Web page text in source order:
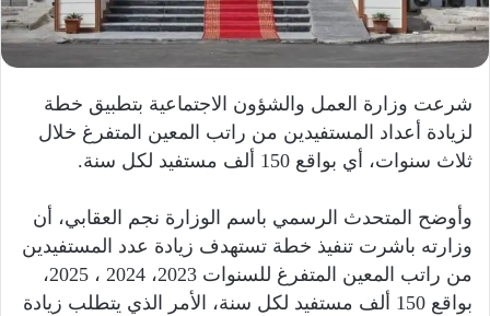
شرعت وزارة العمل والشؤون الاجتماعية بتطبيق خطة
لزيادة أعداد المستفيدين من راتب المعين المتفرغ خلال
ثلاث سنوات، أي بواقع 150 ألف مستفيد لكل سنة.
وأوضح المتحدث الرسمي باسم الوزارة نجم العقابي، أن
وزارته باشرت تنفيذ خطة تستهدف زيادة عدد المستفيدين
من راتب المعين المتفرغ للسنوات 2023، 2024 ، 2025،
بواقع 150 ألف مستفيد لكل سنة، الأمر الذي يتطلب زيادة